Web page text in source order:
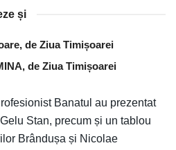
și
de Ziua Timișoarei
de Ziua Timișoarei
Banatul au prezentat
Stan, precum și un tablou
Brândușa și Nicolae